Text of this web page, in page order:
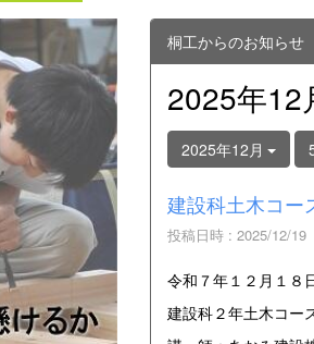
桐工からのお知らせ
2025年12
2025年12月
建設科土木コ
投稿日時 : 2025/12/19
令和７年１２月１８
建設科２年土木コー